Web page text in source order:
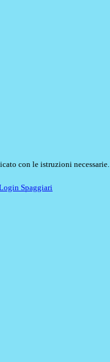
con le istruzioni necessarie.
Spaggiari